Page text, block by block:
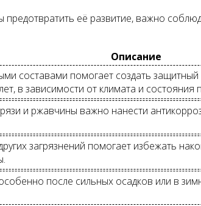
её развитие, важно
Описание
составами помогает создать
в зависимости от климата и состояния
и ржавчины важно нанести
загрязнений помогает избежать
после сильных осадков или в